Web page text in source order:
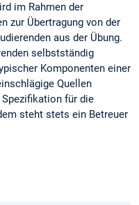
im Rahmen der
zur Übertragung von der
aus der Übung.
selbstständig
Komponenten einer
Quellen
Spezifikation für die
steht stets ein Betreuer